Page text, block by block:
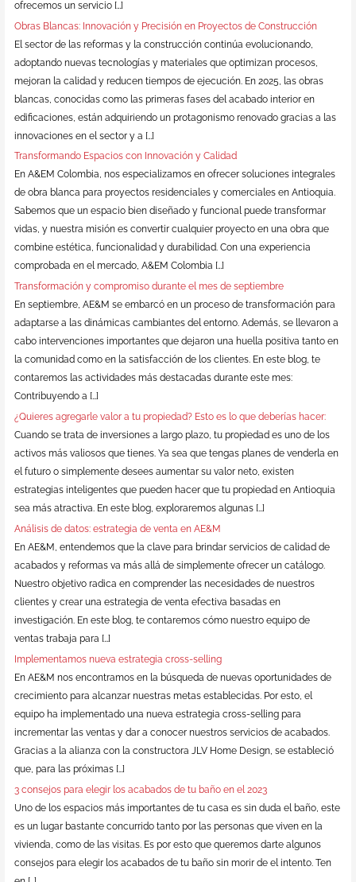
ofrecemos un servicio […]
Obras Blancas: Innovación y Precisión en Proyectos de Construcción
El sector de las reformas y la construcción continúa evolucionando,
adoptando nuevas tecnologías y materiales que optimizan procesos,
mejoran la calidad y reducen tiempos de ejecución. En 2025, las obras
blancas, conocidas como las primeras fases del acabado interior en
edificaciones, están adquiriendo un protagonismo renovado gracias a las
innovaciones en el sector y a […]
Transformando Espacios con Innovación y Calidad
En A&EM Colombia, nos especializamos en ofrecer soluciones integrales
de obra blanca para proyectos residenciales y comerciales en Antioquia.
Sabemos que un espacio bien diseñado y funcional puede transformar
vidas, y nuestra misión es convertir cualquier proyecto en una obra que
combine estética, funcionalidad y durabilidad. Con una experiencia
comprobada en el mercado, A&EM Colombia […]
Transformación y compromiso durante el mes de septiembre
En septiembre, AE&M se embarcó en un proceso de transformación para
adaptarse a las dinámicas cambiantes del entorno. Además, se llevaron a
cabo intervenciones importantes que dejaron una huella positiva tanto en
la comunidad como en la satisfacción de los clientes. En este blog, te
contaremos las actividades más destacadas durante este mes:
Contribuyendo a […]
¿Quieres agregarle valor a tu propiedad? Esto es lo que deberías hacer:
Cuando se trata de inversiones a largo plazo, tu propiedad es uno de los
activos más valiosos que tienes. Ya sea que tengas planes de venderla en
el futuro o simplemente desees aumentar su valor neto, existen
estrategias inteligentes que pueden hacer que tu propiedad en Antioquia
sea más atractiva. En este blog, exploraremos algunas […]
Análisis de datos: estrategia de venta en AE&M
En AE&M, entendemos que la clave para brindar servicios de calidad de
acabados y reformas va más allá de simplemente ofrecer un catálogo.
Nuestro objetivo radica en comprender las necesidades de nuestros
clientes y crear una estrategia de venta efectiva basadas en
investigación. En este blog, te contaremos cómo nuestro equipo de
ventas trabaja para […]
Implementamos nueva estrategia cross-selling
En AE&M nos encontramos en la búsqueda de nuevas oportunidades de
crecimiento para alcanzar nuestras metas establecidas. Por esto, el
equipo ha implementado una nueva estrategia cross-selling para
incrementar las ventas y dar a conocer nuestros servicios de acabados.
Gracias a la alianza con la constructora JLV Home Design, se estableció
que, para las próximas […]
3 consejos para elegir los acabados de tu baño en el 2023
Uno de los espacios más importantes de tu casa es sin duda el baño, este
es un lugar bastante concurrido tanto por las personas que viven en la
vivienda, como de las visitas. Es por esto que queremos darte algunos
consejos para elegir los acabados de tu baño sin morir de el intento. Ten